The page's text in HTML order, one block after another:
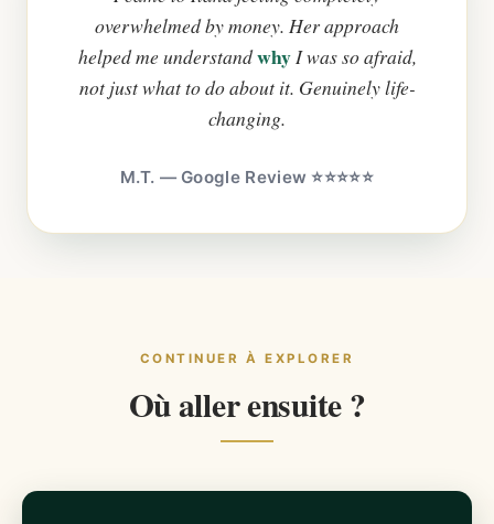
overwhelmed by money. Her approach
helped me understandwhyI was so afraid,
not just what to do about it. Genuinely life-
changing.
M.T. — Google Review ⭐⭐⭐⭐⭐
CONTINUER À EXPLORER
Où aller ensuite ?